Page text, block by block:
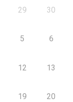
29 30
5 6
12 13
19 20